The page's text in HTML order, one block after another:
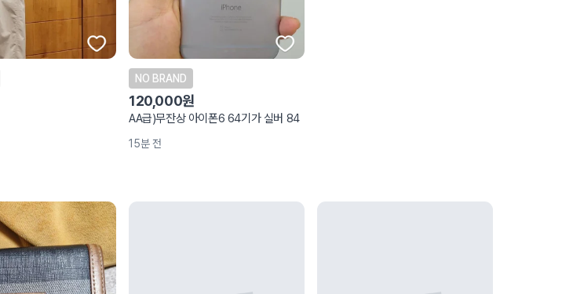
NO BRAND
120,000원
AA급)무잔상 아이폰6 64기가 실버 84
15분 전